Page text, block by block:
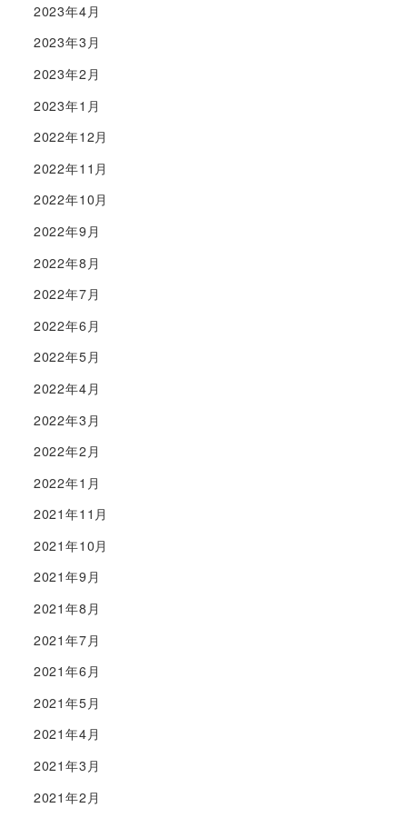
2023年4月
2023年3月
2023年2月
2023年1月
2022年12月
2022年11月
2022年10月
2022年9月
2022年8月
2022年7月
2022年6月
2022年5月
2022年4月
2022年3月
2022年2月
2022年1月
2021年11月
2021年10月
2021年9月
2021年8月
2021年7月
2021年6月
2021年5月
2021年4月
2021年3月
2021年2月